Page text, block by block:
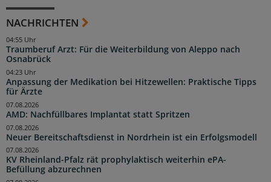
NACHRICHTEN
Traumberuf Arzt: Für die Weiterbildung von Aleppo nach
Osnabrück
04:55 Uhr
Anpassung der Medikation bei Hitzewellen: Praktische Tipps
für Ärzte
04:23 Uhr
AMD: Nachfüllbares Implantat statt Spritzen
07.08.2026
Neuer Bereitschaftsdienst in Nordrhein ist ein Erfolgsmodell
07.08.2026
KV Rheinland-Pfalz rät prophylaktisch weiterhin ePA-
Befüllung abzurechnen
07.08.2026